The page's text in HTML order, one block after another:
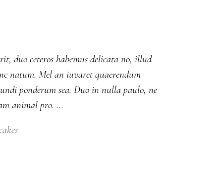
duo ceteros habemus delicata no, illud
natum. Mel an iuvaret quaerendum
ponderum sea. Duo in nulla paulo, ne
animal pro.